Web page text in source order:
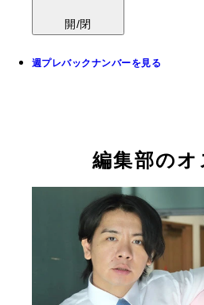
開/閉
週プレバックナンバーを見る
編集部のオ